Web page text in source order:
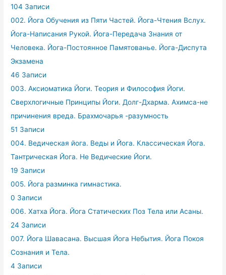
104 Записи
002. Йога Обучения из Пяти Частей. Йога-Чтения Вслух.
Йога-Написания Рукой. Йога-Передача Знания от
Человека. Йога-Постоянное Памятованье. Йога-Диспута
Экзамена
46 Записи
003. Аксиоматика Йоги. Теория и Философия Йоги.
Сверхлогичные Принципы Йоги. Долг-Дхарма. Ахимса-не
причинения вреда. Брахмочарья -разумность
51 Записи
004. Ведическая йога. Веды и Йога. Классическая Йога.
Тантрическая Йога. Не Ведические Йоги.
19 Записи
005. Йога разминка гимнастика.
0 Записи
006. Хатха Йога. Йога Статических Поз Тела или Асаны.
24 Записи
007. Йога Шавасана. Высшая Йога Небытия. Йога Покоя
Сознания и Тела.
4 Записи